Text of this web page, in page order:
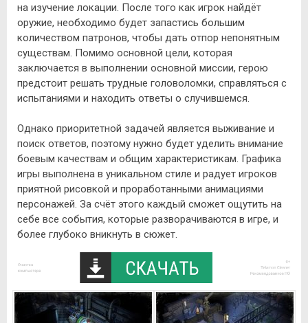
на изучение локации. После того как игрок найдёт
оружие, необходимо будет запастись большим
количеством патронов, чтобы дать отпор непонятным
существам. Помимо основной цели, которая
заключается в выполнении основной миссии, герою
предстоит решать трудные головоломки, справляться с
испытаниями и находить ответы о случившемся.
Однако приоритетной задачей является выживание и
поиск ответов, поэтому нужно будет уделить внимание
боевым качествам и общим характеристикам. Графика
игры выполнена в уникальном стиле и радует игроков
приятной рисовкой и проработанными анимациями
персонажей. За счёт этого каждый сможет ощутить на
себе все события, которые разворачиваются в игре, и
более глубоко вникнуть в сюжет.